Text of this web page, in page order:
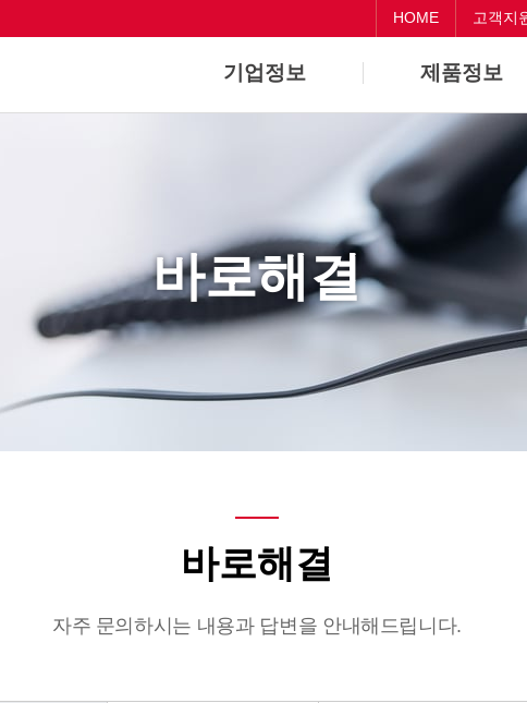
HOME 고객지
기업정보
기업연혁
제품정보
Dental
Medical
바로해결
바로해결
자주 문의하시는 내용과 답변을 안내해드립니다.